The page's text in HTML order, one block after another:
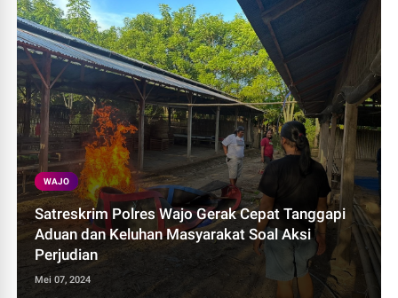
WAJO
Satreskrim Polres Wajo Gerak Cepat Tanggapi
Aduan dan Keluhan Masyarakat Soal Aksi
Perjudian
Mei 07, 2024